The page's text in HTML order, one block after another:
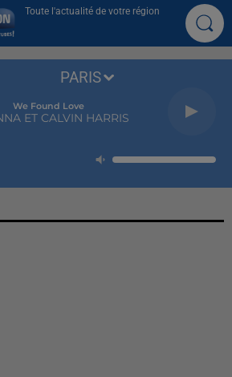
Toute l'actualité de votre région
We Found Love
ET CALVIN HARRIS
PARIS